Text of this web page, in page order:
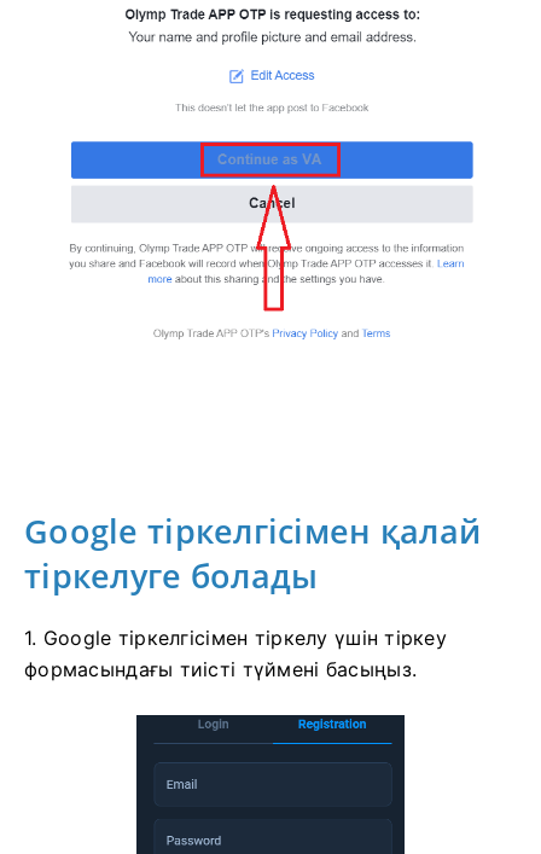
Google тіркелгісімен қалай
тіркелуге болады
1. Google тіркелгісімен тіркелу үшін тіркеу
формасындағы тиісті түймені басыңыз.